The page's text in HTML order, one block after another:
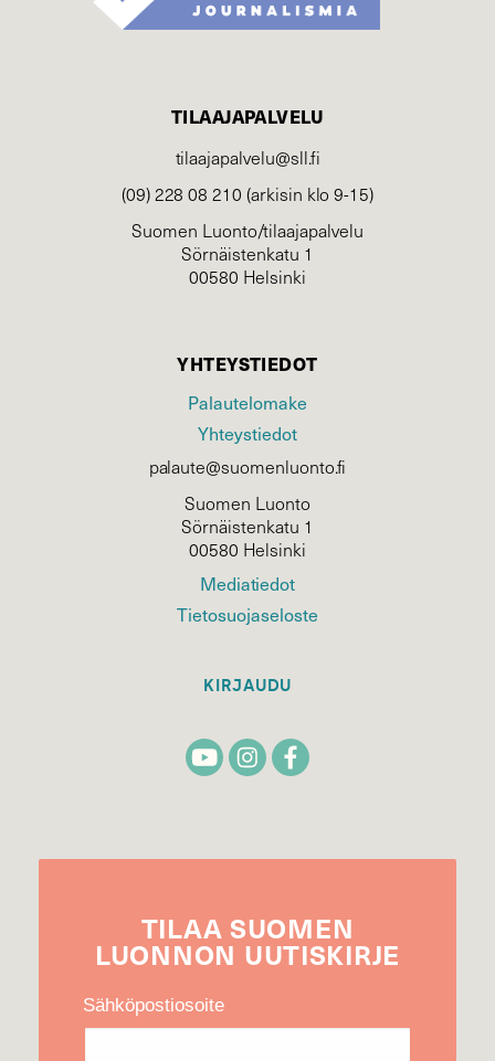
TILAAJAPALVELU
tilaajapalvelu@sll.fi
(09) 228 08 210 (arkisin klo 9-15)
Suomen Luonto/tilaajapalvelu
Sörnäistenkatu 1
00580 Helsinki
YHTEYSTIEDOT
Palautelomake
Yhteystiedot
palaute@suomenluonto.fi
Suomen Luonto
Sörnäistenkatu 1
00580 Helsinki
Mediatiedot
Tietosuojaseloste
KIRJAUDU
TILAA SUOMEN
LUONNON UUTIS­KIRJE
Sähköpostiosoite